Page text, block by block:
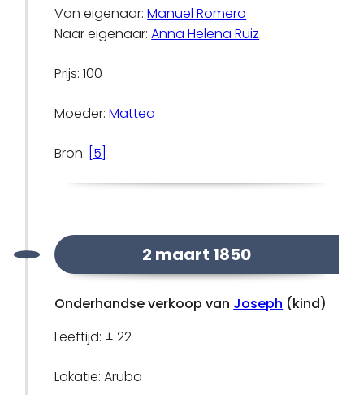
Van eigenaar:Manuel Romero
Naar eigenaar:Anna Helena Ruiz
Prijs: 100
Moeder:Mattea
Bron: [5]
2 maart 1850
Onderhandse verkoop van Joseph (kind)
Leeftijd: ± 22
Lokatie: Aruba